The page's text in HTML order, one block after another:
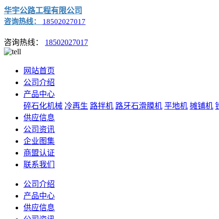
华宇公路工程有限公司
咨询热线： 18502027017
咨询热线： 18502027017
网站首页
公司介绍
产品中心
碎石化机械 冷再生 路拌机 路牙石滑膜机 平地机 摊铺机
供应信息
公司资讯
企业图集
商盟认证
联系我们
公司介绍
产品中心
供应信息